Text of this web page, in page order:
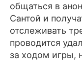
общаться в
Сантой и
отслеживать
проводится
за ходом игры,